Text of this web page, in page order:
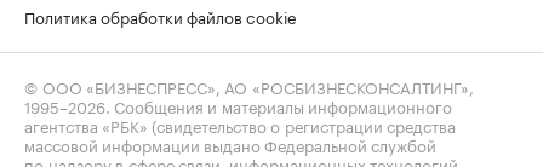
Политика обработки файлов cookie
© ООО «БИЗНЕСПРЕСС», АО «РОСБИЗНЕСКОНСАЛТИНГ»,
1995–2026 . Сообщения и материалы информационного
агентства «РБК» (свидетельство о регистрации средства
массовой информации выдано Федеральной службой